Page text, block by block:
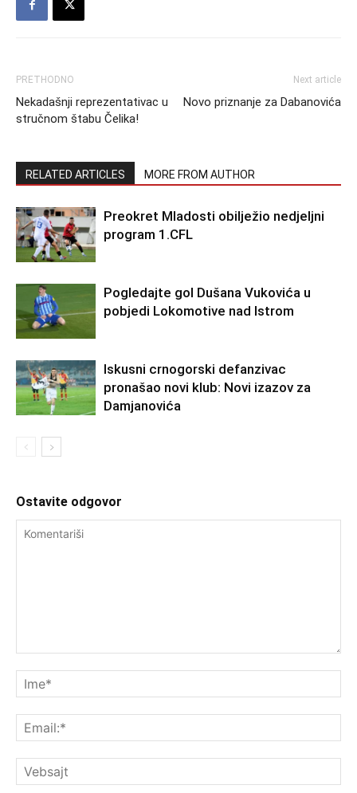
PRETHODNO
Nekadašnji reprezentativac u
stručnom štabu Čelika!
Next article
Novo priznanje za Dabanovića
RELATED ARTICLES MORE FROM AUTHOR
Preokret Mladosti obilježio nedjeljni
program 1.CFL
Pogledajte gol Dušana Vukovića u
pobjedi Lokomotive nad Istrom
Iskusni crnogorski defanzivac
pronašao novi klub: Novi izazov za
Damjanovića
Ostavite odgovor